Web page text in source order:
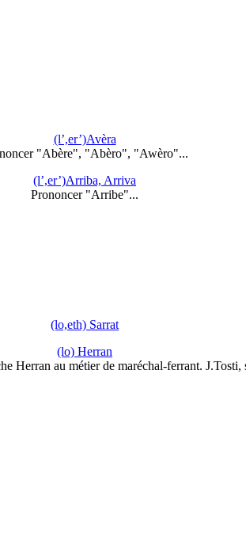
(l’,er’)Avèra
"Abère", "Abèro", "Awèro"...
(l’,er’)Arriba, Arriva
Prononcer "Arribe"...
(lo,eth) Sarrat
(lo) Herran
Herran au métier de maréchal-ferrant.